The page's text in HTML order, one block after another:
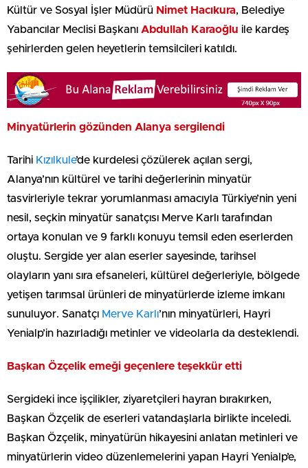
Kültür ve Sosyal İşler Müdürü Nimet Hacıkura, Belediye
Yabancılar Meclisi Başkanı Abdullah Karaoğlu ile kardeş
şehirlerden gelen heyetlerin temsilcileri katıldı.
Minyatürlerin gözünden Alanya sergilendi
Tarihi Kızılkule’de kurdelesi çözülerek açılan sergi,
Alanya’nın kültürel ve tarihi değerlerinin minyatür
tasvirleriyle tekrar yorumlanması amacıyla Türkiye’nin yeni
nesil, seçkin minyatür sanatçısı Merve Karlı tarafından
ortaya konulan ve 9 farklı konuyu temsil eden eserlerden
oluştu. Sergide yer alan eserler sayesinde, tarihsel
olayların yanı sıra efsaneleri, kültürel değerleriyle, bölgede
yetişen tarımsal ürünleri de minyatürlerde izleme imkanı
sunuluyor. Sanatçı Merve Karlı’nın minyatürleri, Hayri
Yenialp’in hazırladığı metinler ve videolarla da desteklendi.
Başkan Özçelik emeği geçenlere teşekkür etti
Sergideki ince işçilikler, ziyaretçileri hayran bırakırken,
Başkan Özçelik de eserleri vatandaşlarla birlikte inceledi.
Başkan Özçelik, minyatürün hikayesini anlatan metinleri ve
minyatürlerin video düzenlemelerini yapan Hayri Yenialp’e,